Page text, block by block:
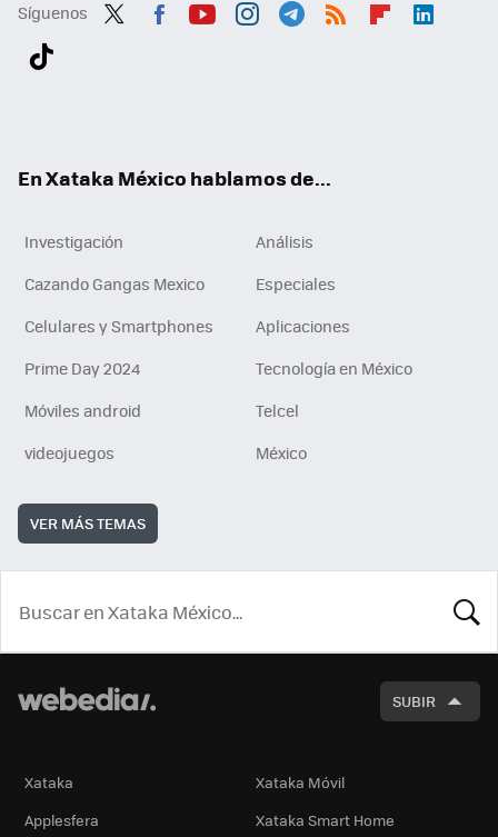
Síguenos
En Xataka México hablamos de...
Investigación
Análisis
Cazando Gangas Mexico
Especiales
Celulares y Smartphones
Aplicaciones
Prime Day 2024
Tecnología en México
Móviles android
Telcel
videojuegos
México
VER MÁS TEMAS
SUBIR
Xataka
Xataka Móvil
Applesfera
Xataka Smart Home